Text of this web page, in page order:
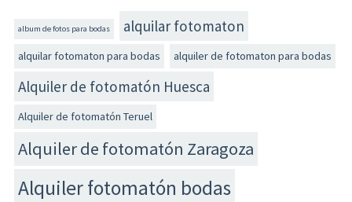
album de fotos para bodas alquilar fotomaton
alquilar fotomaton para bodas alquiler de fotomaton para bodas
Alquiler de fotomatón Huesca
Alquiler de fotomatón Teruel
Alquiler de fotomatón Zaragoza
Alquiler fotomatón bodas